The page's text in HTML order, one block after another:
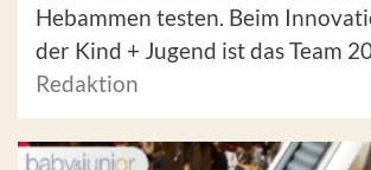
Hebammen testen. Beim
der Kind + Jugend ist das Team
Redaktion